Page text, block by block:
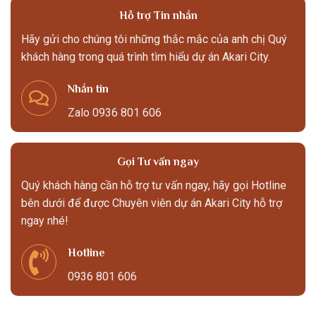
Hỗ trợ Tin nhắn
Hãy gửi cho chúng tôi những thắc mắc của anh chị Quý
khách hàng trong quá trình tìm hiểu dự án Akari City.
Nhắn tin
Zalo 0936 801 606
Gọi Tư vấn ngay
Quý khách hàng cần hỗ trợ tư vấn ngay, hãy gọi Hotline
bên dưới để được Chuyên viên dự án Akari City hỗ trợ
ngay nhé!
Hotline
0936 801 606